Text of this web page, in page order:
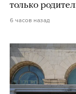
только
6 часов назад